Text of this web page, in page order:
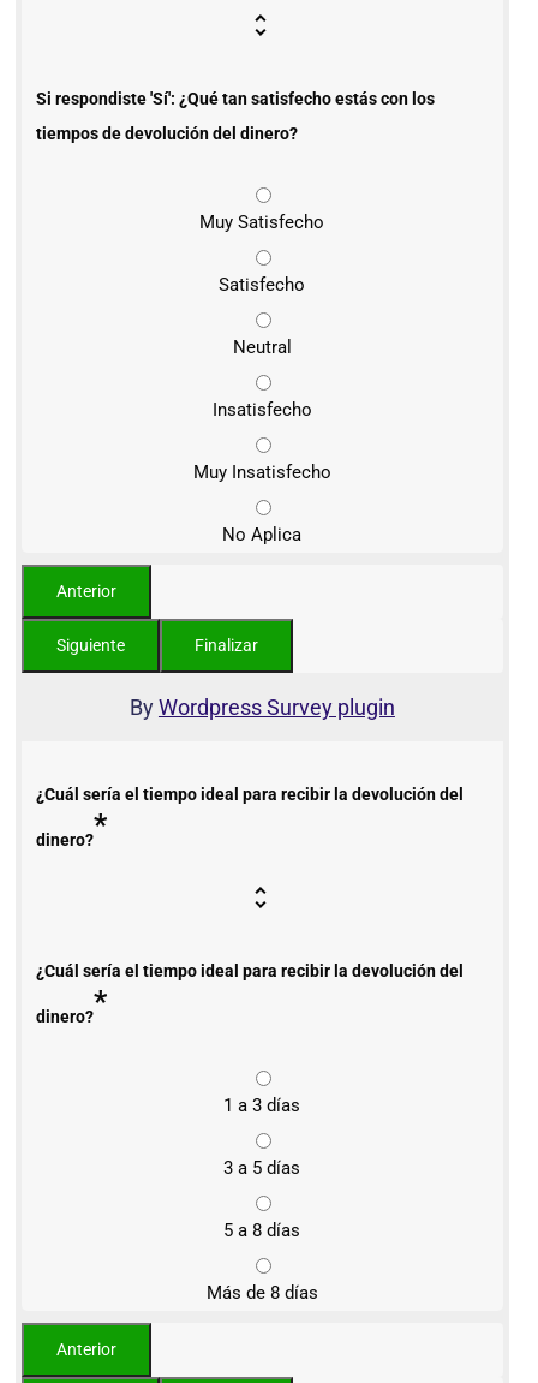
Si respondiste 'Sí': ¿Qué tan satisfecho estás con los
tiempos de devolución del dinero?
Muy Satisfecho
Satisfecho
Neutral
Insatisfecho
Muy Insatisfecho
No Aplica
ByWordpress Survey plugin
¿Cuál sería el tiempo ideal para recibir la devolución del
dinero?*
¿Cuál sería el tiempo ideal para recibir la devolución del
dinero?*
1 a 3 días
3 a 5 días
5 a 8 días
Más de 8 días